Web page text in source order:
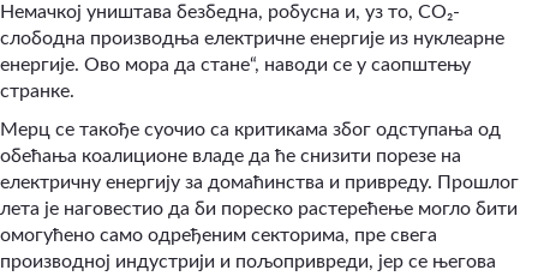
Немачкој уништава безбедна, робусна и, уз то, CO₂-
слободна производња електричне енергије из нуклеарне
енергије. Ово мора да стане“, наводи се у саопштењу
странке.
Мерц се такође суочио са критикама због одступања од
обећања коалиционе владе да ће снизити порезе на
електричну енергију за домаћинства и привреду. Прошлог
лета је наговестио да би пореско растерећење могло бити
омогућено само одређеним секторима, пре свега
производној индустрији и пољопривреди, јер се његова